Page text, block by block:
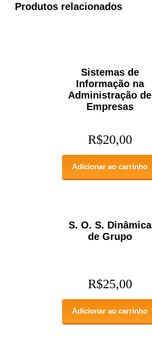
Produtos relacionados
Sistemas de
Informação na
Administração de
Empresas
R$20,00
Adicionar ao carrinho
S. O. S. Dinâmica
de Grupo
R$25,00
Adicionar ao carrinho